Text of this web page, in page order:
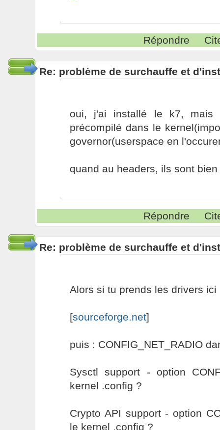
Répondre
Re: problème de surchauffe et
oui, j'ai installé le k7, mais
précompilé dans le
governor(userspace en
quand au headers, ils sont
Répondre
Re: problème de surchauffe et
Alors si tu prends les drivers ici
[sourceforge.net]
puis : CONFIG_NET_RADIO
Sysctl support - option
kernel .config ?
Crypto API support - option
le kernel .config ?